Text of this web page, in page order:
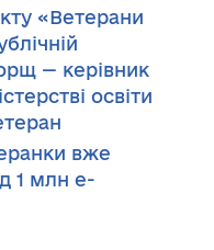
«Ветерани
— керівник
освіти
вже
1 млн е-